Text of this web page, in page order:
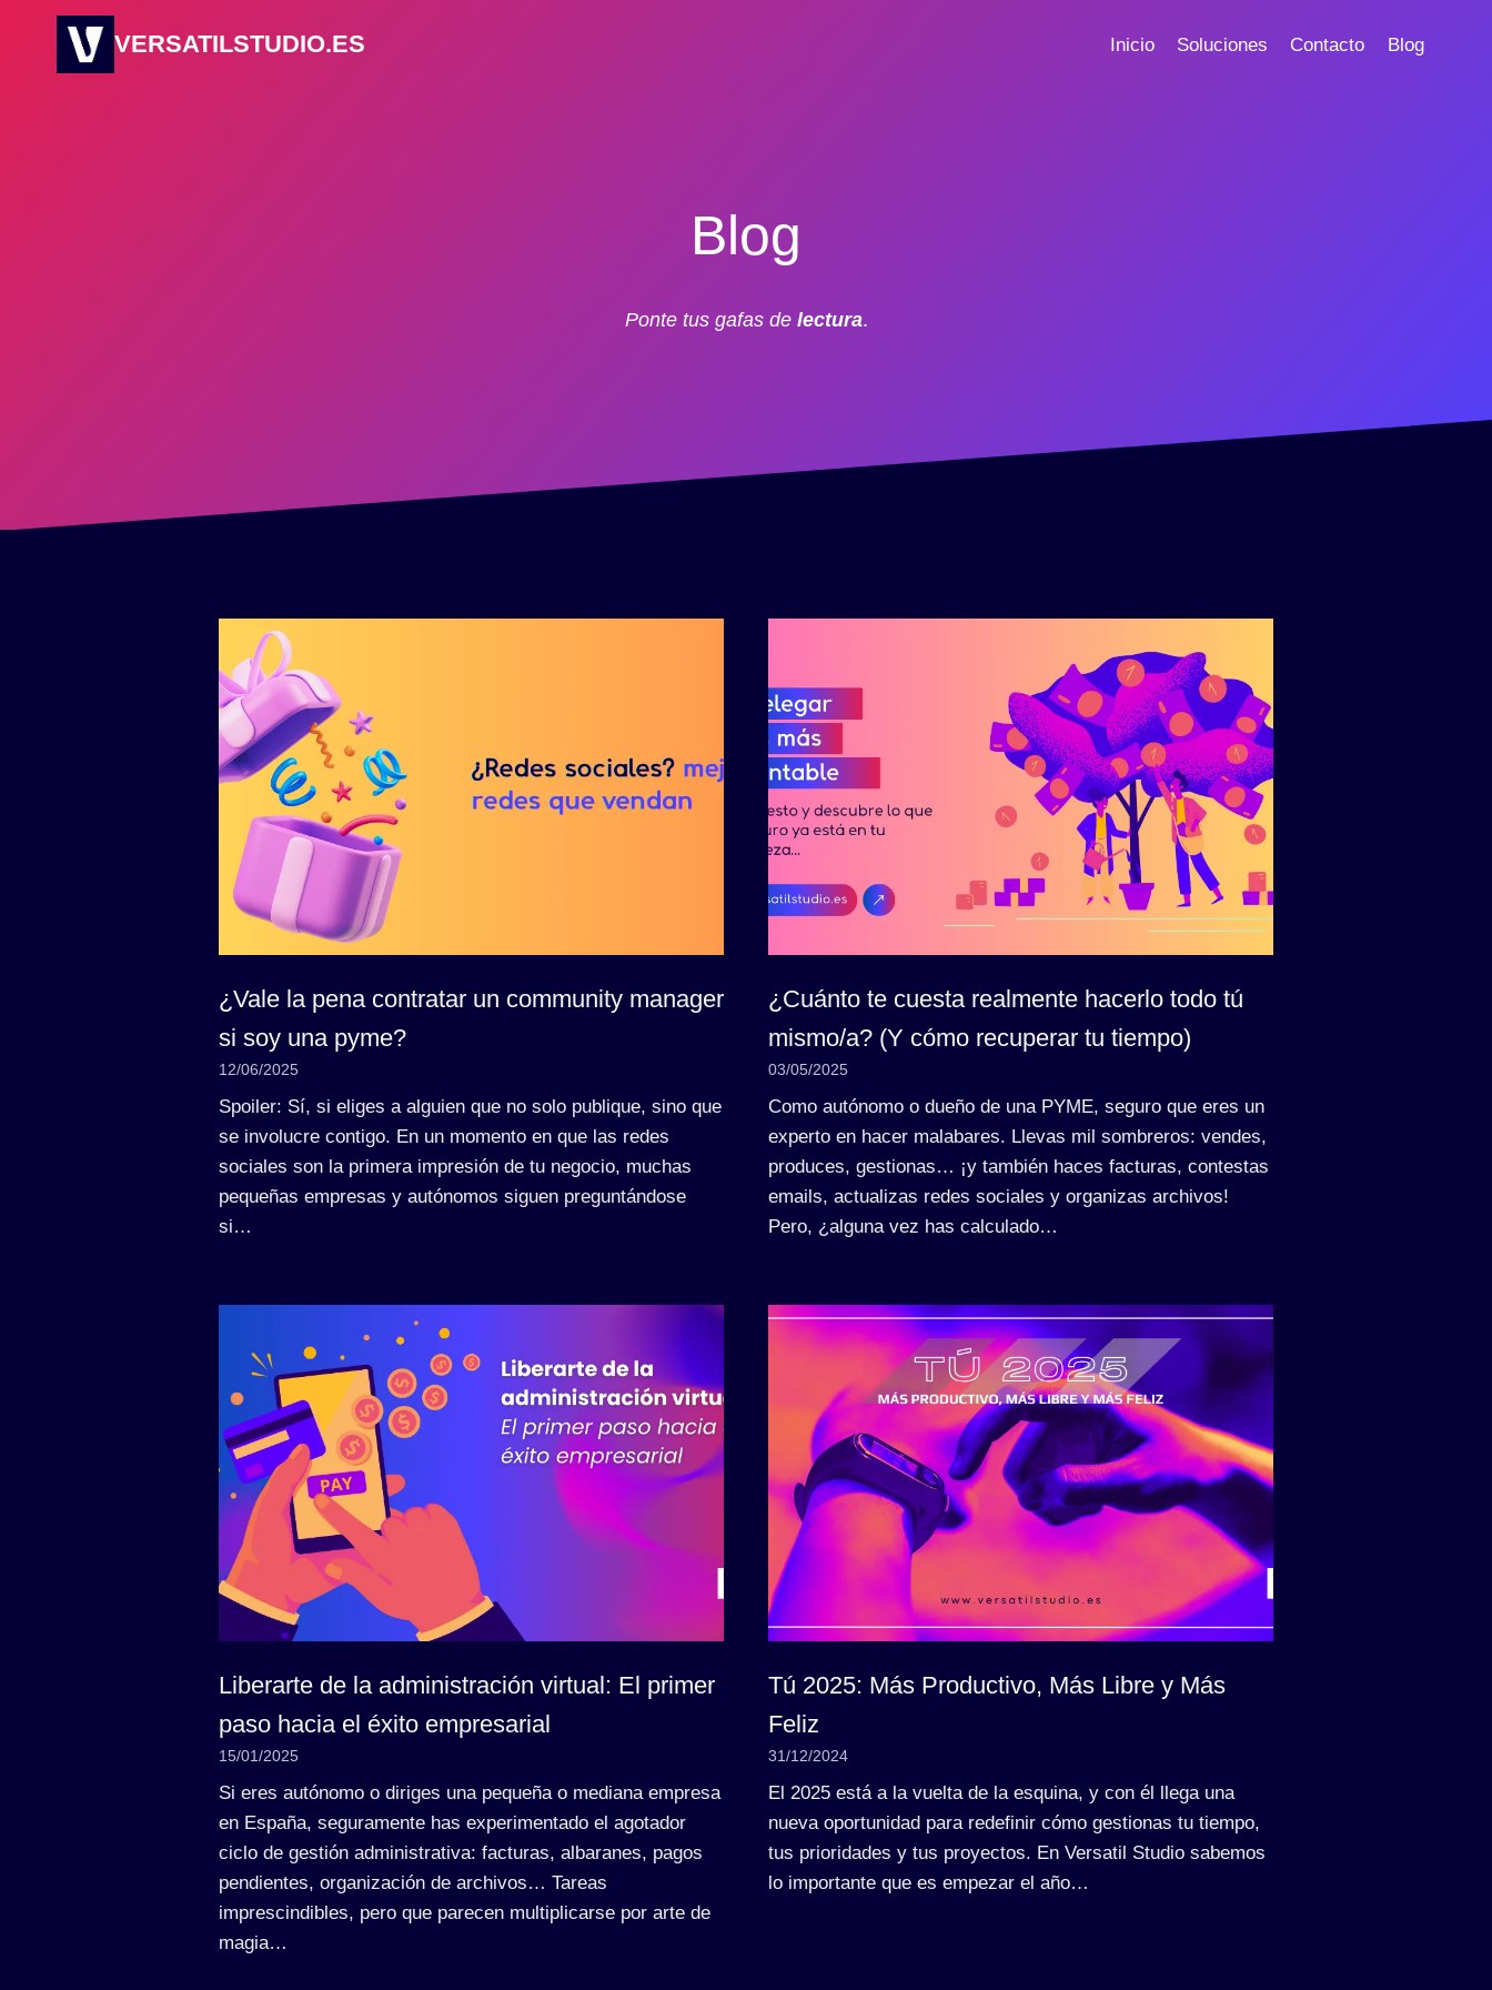
contenido
VERSATILSTUDIO.ES Inicio Soluciones Contacto Blog
Blog
Ponte tus gafas de lectura.
¿Vale la pena contratar un community manager
si soy una pyme?
12/06/2025
Spoiler: Sí, si eliges a alguien que no solo publique, sino que
se involucre contigo. En un momento en que las redes
sociales son la primera impresión de tu negocio, muchas
pequeñas empresas y autónomos siguen preguntándose
si…
¿Cuánto te cuesta realmente hacerlo todo tú
mismo/a? (Y cómo recuperar tu tiempo)
03/05/2025
Como autónomo o dueño de una PYME, seguro que eres un
experto en hacer malabares. Llevas mil sombreros: vendes,
produces, gestionas… ¡y también haces facturas, contestas
emails, actualizas redes sociales y organizas archivos!
Pero, ¿alguna vez has calculado…
Liberarte de la administración virtual: El primer
paso hacia el éxito empresarial
15/01/2025
Si eres autónomo o diriges una pequeña o mediana empresa
en España, seguramente has experimentado el agotador
ciclo de gestión administrativa: facturas, albaranes, pagos
pendientes, organización de archivos… Tareas
imprescindibles, pero que parecen multiplicarse por arte de
magia…
Tú 2025: Más Productivo, Más Libre y Más
Feliz
31/12/2024
El 2025 está a la vuelta de la esquina, y con él llega una
nueva oportunidad para redefinir cómo gestionas tu tiempo,
tus prioridades y tus proyectos. En Versatil Studio sabemos
lo importante que es empezar el año…